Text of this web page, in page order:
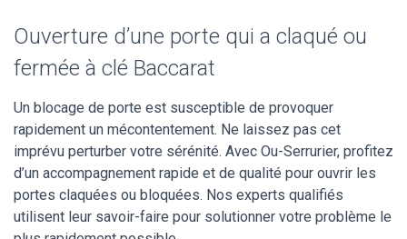
Ouverture d’une porte qui a claqué ou
fermée à clé Baccarat
Un blocage de porte est susceptible de provoquer
rapidement un mécontentement. Ne laissez pas cet
imprévu perturber votre sérénité. Avec Ou-Serrurier, profitez
d’un accompagnement rapide et de qualité pour ouvrir les
portes claquées ou bloquées. Nos experts qualifiés
utilisent leur savoir-faire pour solutionner votre problème le